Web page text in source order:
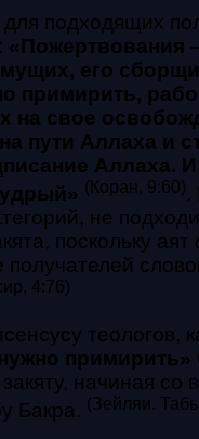
подходящих
«Пожертвования
его
примирить,
на свое
пути Аллаха и
Аллаха.
(Коран, 9:60).
не
поскольку аят
получателей
4:76)
теологов,
примирить»
начиная со
Бакра. (Зейляи.